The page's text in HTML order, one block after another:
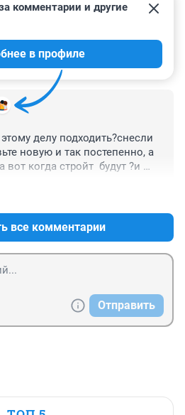
комментарии и другие
в профиле
делу подходить?снесли
новую и так постепенно, а
когда стройт  будут ?и
все комментарии
Отправить